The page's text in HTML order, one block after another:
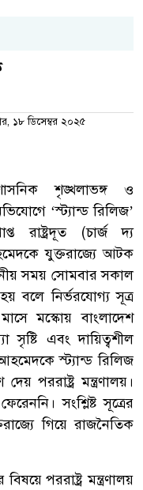
১৮ ডিসেম্বর ২০২৫
শৃঙ্খলাভঙ্গ ও
‘স্ট্যান্ড রিলিজ’
রাষ্ট্রদূত (চার্জ দ্য
যুক্তরাজ্যে আটক
সময় সোমবার সকাল
বলে নির্ভরযোগ্য সূত্র
মস্কোয় বাংলাদেশ
সৃষ্টি এবং দায়িত্বশীল
স্ট্যান্ড রিলিজ
পররাষ্ট্র মন্ত্রণালয়।
সংশ্লিষ্ট সূত্রের
গিয়ে রাজনৈতিক
পররাষ্ট্র মন্ত্রণালয়